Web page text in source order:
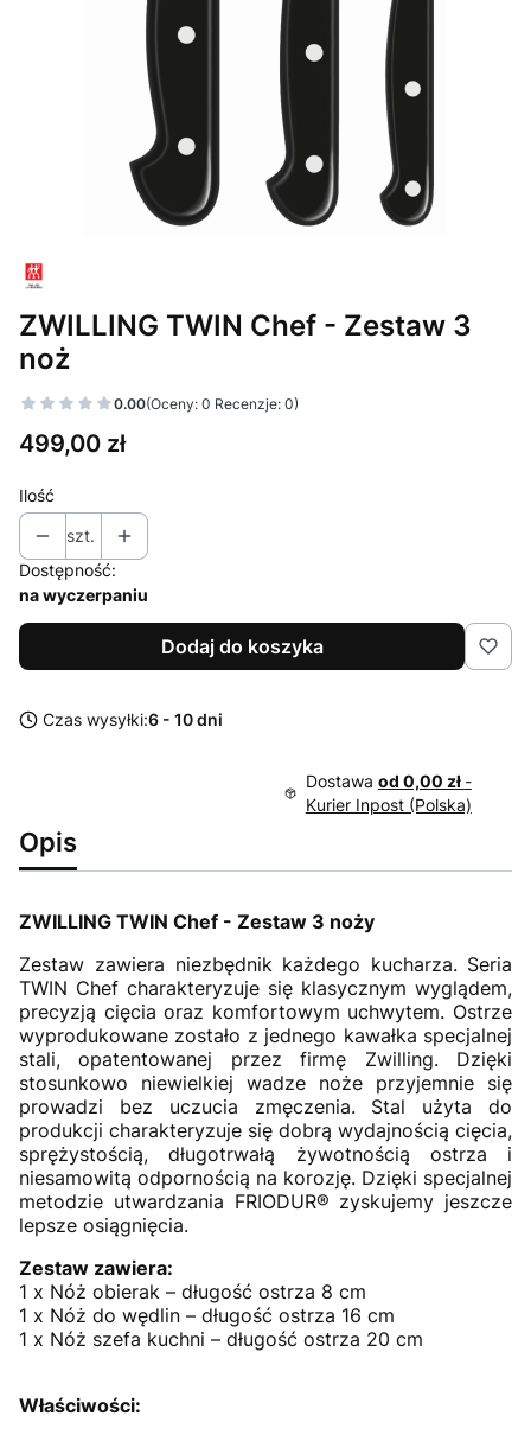
ZWILLING TWIN Chef - Zestaw 3
noż
0.00(Oceny: 0 Recenzje: 0)
Cena
499,00 zł
Ilość
szt.
Dostępność:
na wyczerpaniu
Dodaj do koszyka
Czas wysyłki:6 - 10 dni
Dostawa od 0,00 zł -
Kurier Inpost (Polska)
Opis
ZWILLING TWIN Chef - Zestaw 3 noży
Zestaw zawiera niezbędnik każdego kucharza. Seria
TWIN Chef charakteryzuje się klasycznym wyglądem,
precyzją cięcia oraz komfortowym uchwytem. Ostrze
wyprodukowane zostało z jednego kawałka specjalnej
stali, opatentowanej przez firmę Zwilling. Dzięki
stosunkowo niewielkiej wadze noże przyjemnie się
prowadzi bez uczucia zmęczenia. Stal użyta do
produkcji charakteryzuje się dobrą wydajnością cięcia,
sprężystością, długotrwałą żywotnością ostrza i
niesamowitą odpornością na korozję. Dzięki specjalnej
metodzie utwardzania FRIODUR® zyskujemy jeszcze
lepsze osiągnięcia.
Zestaw zawiera:
1 x Nóż obierak – długość ostrza 8 cm
1 x Nóż do wędlin – długość ostrza 16 cm
1 x Nóż szefa kuchni – długość ostrza 20 cm
Właściwości: